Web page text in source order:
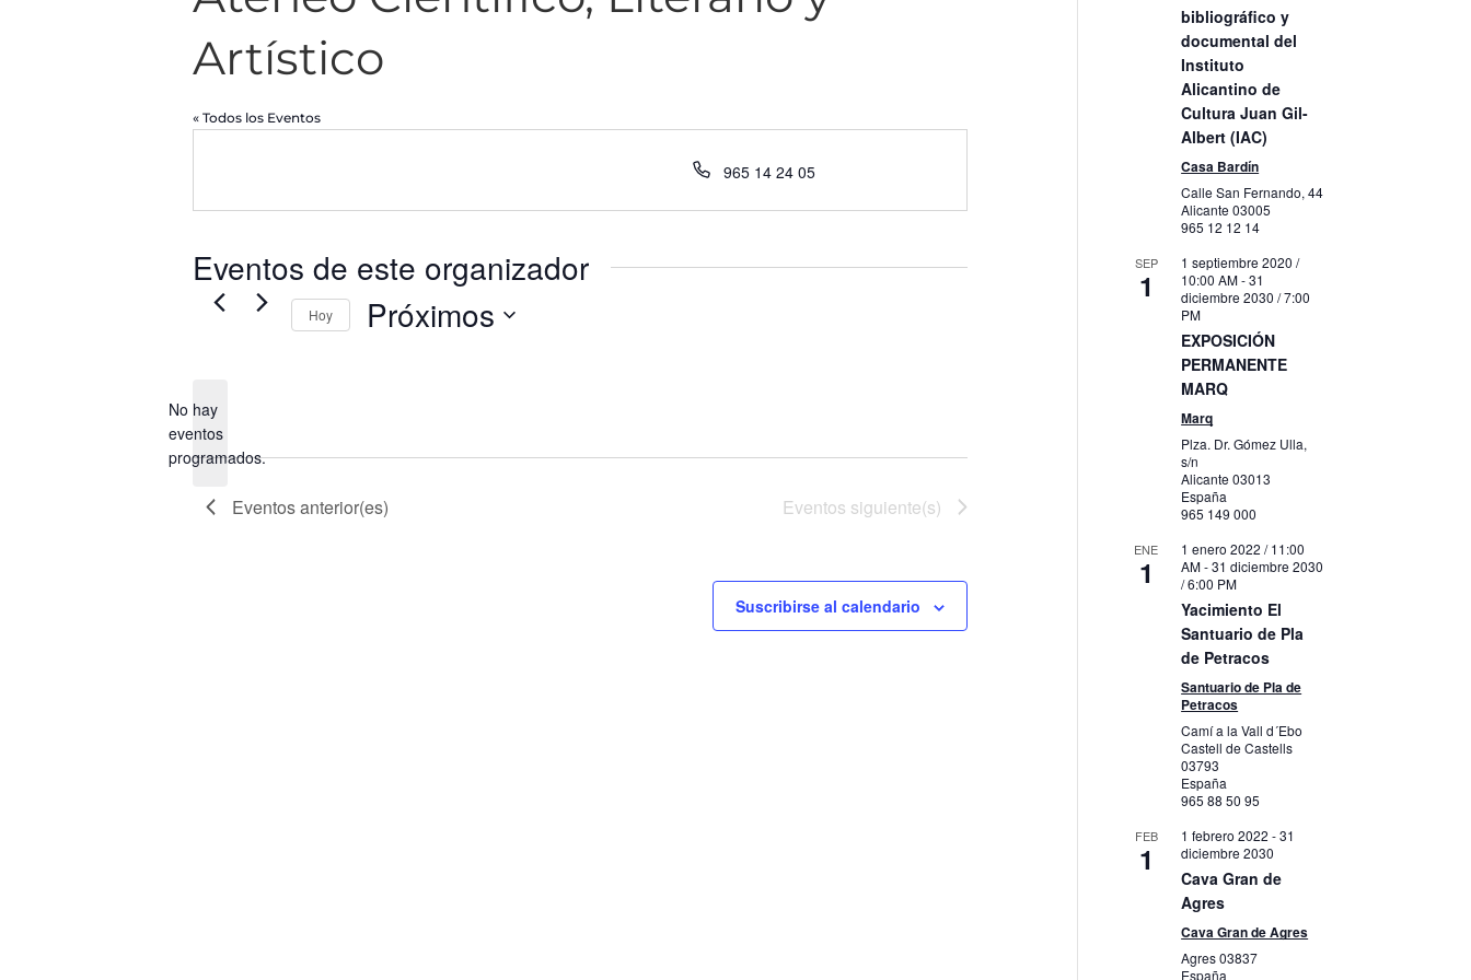
Artístico
« Todos los Eventos
Teléfono
965 14 24 05
Eventos de este organizador
Aviso
No hay
eventos
programados.
Hoy Próximos
Eventosanterior(es) Eventos siguiente(s)
Suscribirse al calendario
bibliográfico y
documental del
Instituto
Alicantino de
Cultura Juan Gil-
Albert (IAC)
Casa Bardín
Calle San Fernando, 44
Alicante03005
965 12 12 14
SEP
1
1 septiembre 2020 /
10:00 AM-31
diciembre 2030 / 7:00
PM
EXPOSICIÓN
PERMANENTE
MARQ
Marq
Plza. Dr. Gómez Ulla,
s/n
Alicante03013
España
965 149 000
ENE
1
1 enero 2022 / 11:00
AM-31 diciembre 2030
/ 6:00 PM
Yacimiento El
Santuario de Pla
de Petracos
Santuario de Pla de
Petracos
Camí a la Vall d´Ebo
Castell de Castells
03793
España
965 88 50 95
FEB
1
1 febrero 2022 -31
diciembre 2030
Cava Gran de
Agres
Cava Gran de Agres
Agres03837
España